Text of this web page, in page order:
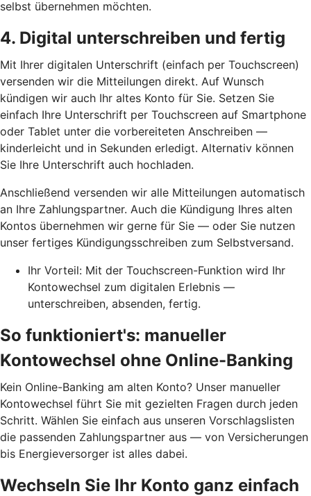
selbst übernehmen möchten.
4. Digital unterschreiben und fertig
Mit Ihrer digitalen Unterschrift (einfach per Touchscreen)
versenden wir die Mitteilungen direkt. Auf Wunsch
kündigen wir auch Ihr altes Konto für Sie. Setzen Sie
einfach Ihre Unterschrift per Touchscreen auf Smartphone
oder Tablet unter die vorbereiteten Anschreiben —
kinderleicht und in Sekunden erledigt. Alternativ können
Sie Ihre Unterschrift auch hochladen.
Anschließend versenden wir alle Mitteilungen automatisch
an Ihre Zahlungspartner. Auch die Kündigung Ihres alten
Kontos übernehmen wir gerne für Sie — oder Sie nutzen
unser fertiges Kündigungsschreiben zum Selbstversand.
Ihr Vorteil: Mit der Touchscreen-Funktion wird Ihr
Kontowechsel zum digitalen Erlebnis —
unterschreiben, absenden, fertig.
So funktioniert's: manueller
Kontowechsel ohne Online-Banking
Kein Online-Banking am alten Konto? Unser manueller
Kontowechsel führt Sie mit gezielten Fragen durch jeden
Schritt. Wählen Sie einfach aus unseren Vorschlagslisten
die passenden Zahlungspartner aus — von Versicherungen
bis Energieversorger ist alles dabei.
Wechseln Sie Ihr Konto ganz einfach